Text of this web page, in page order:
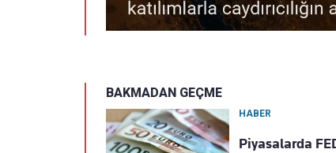
BAKMADAN GEÇME
HABER
Piyasalarda